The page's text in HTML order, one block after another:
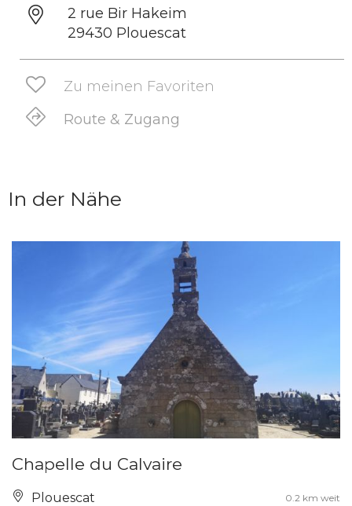
2 rue Bir Hakeim
29430 Plouescat
Zu meinen Favoriten
Route & Zugang
In der Nähe
Chapelle du Calvaire
Plouescat 0.2 km weit